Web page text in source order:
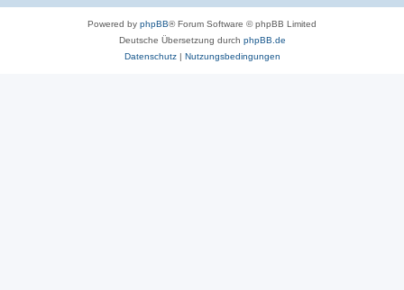
Powered by phpBB® Forum Software © phpBB Limited
Deutsche Übersetzung durch phpBB.de
Datenschutz| Nutzungsbedingungen